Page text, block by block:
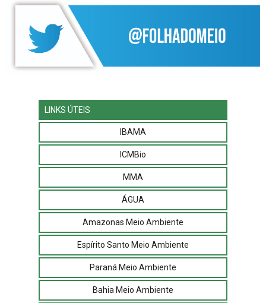
LINKS ÚTEIS
IBAMA
ICMBio
MMA
ÁGUA
Amazonas Meio Ambiente
Espírito Santo Meio Ambiente
Paraná Meio Ambiente
Bahia Meio Ambiente